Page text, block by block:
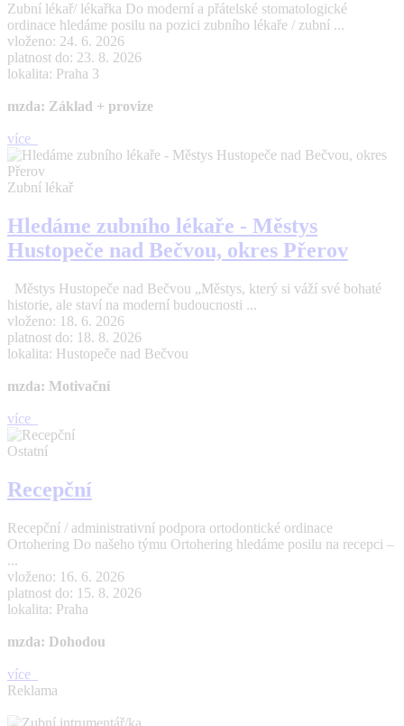
Zubní lékař/ lékařka Do moderní a přátelské stomatologické
ordinace hledáme posilu na pozici zubního lékaře / zubní ...
vloženo: 24. 6. 2026
platnost do: 23. 8. 2026
lokalita: Praha 3
mzda: Základ + provize
více
Zubní lékař
Hledáme zubního lékaře - Městys
Hustopeče nad Bečvou, okres Přerov
Městys Hustopeče nad Bečvou „Městys, který si váží své bohaté
historie, ale staví na moderní budoucnosti ...
vloženo: 18. 6. 2026
platnost do: 18. 8. 2026
lokalita: Hustopeče nad Bečvou
mzda: Motivační
více
Ostatní
Recepční
Recepční / administrativní podpora ortodontické ordinace
Ortohering Do našeho týmu Ortohering hledáme posilu na recepci –
...
vloženo: 16. 6. 2026
platnost do: 15. 8. 2026
lokalita: Praha
mzda: Dohodou
více
Reklama